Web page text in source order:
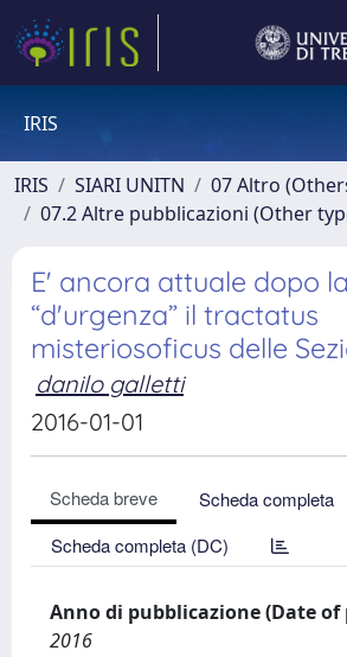
IRIS
IRIS SIARI UNITN
07 Altro
07.2 Altre pubblicazioni (Other
E' ancora attuale dopo
“d'urgenza” il tractatus
misteriosoficus delle
danilo galletti
2016-01-01
Scheda breve
Scheda completa
Scheda completa (DC)
Anno di pubblicazione (Date
2016